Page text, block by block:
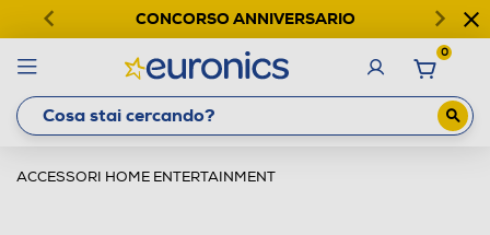
CONCORSO ANNIVERSARIO
0
ACCESSORI HOME ENTERTAINMENT